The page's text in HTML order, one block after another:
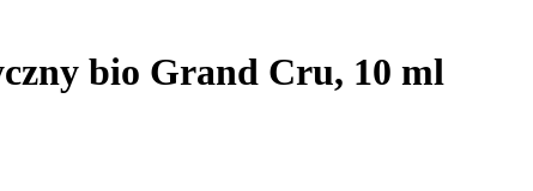
bio Grand Cru, 10 ml